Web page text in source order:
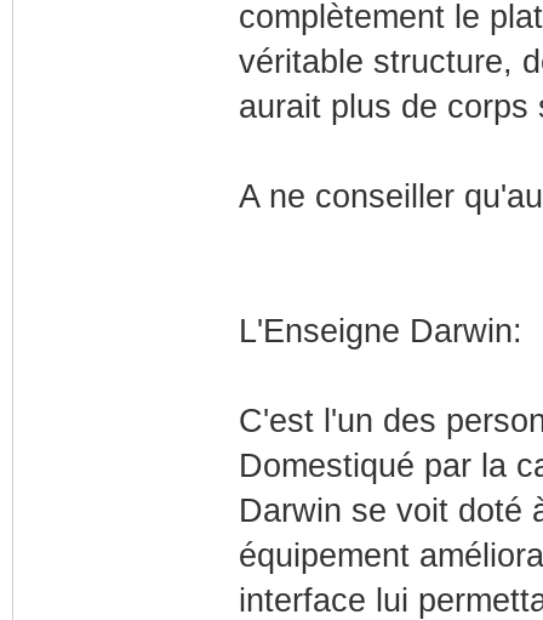
complètement le
véritable structure,
aurait plus de corps
A ne conseiller
L'Enseigne Darwin:
C'est l'un des
Domestiqué par la
Darwin se voit doté
équipement
interface lui